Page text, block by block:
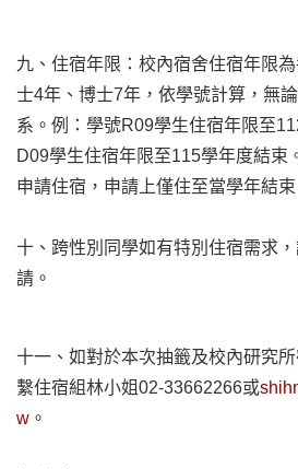
九、住宿年限：校內宿舍住宿年限
士4年、博士7年，依學號計算，無
系。例：學號R09學生住宿年限至
D09學生住宿年限至115學年度結束
申請住宿，申請上僅住至當學年結束
十、跨性別同學如有特別住宿需求
請。
十一、如對於本次抽籤及校內研究
繫住宿組林小姐02-33662266或
w 。